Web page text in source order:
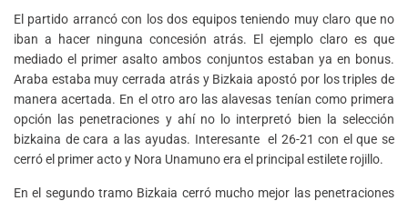
El partido arrancó con los dos equipos teniendo muy claro que no
iban a hacer ninguna concesión atrás. El ejemplo claro es que
mediado el primer asalto ambos conjuntos estaban ya en bonus.
Araba estaba muy cerrada atrás y Bizkaia apostó por los triples de
manera acertada. En el otro aro las alavesas tenían como primera
opción las penetraciones y ahí no lo interpretó bien la selección
bizkaina de cara a las ayudas. Interesante el 26-21 con el que se
cerró el primer acto y Nora Unamuno era el principal estilete rojillo.
En el segundo tramo Bizkaia cerró mucho mejor las penetraciones